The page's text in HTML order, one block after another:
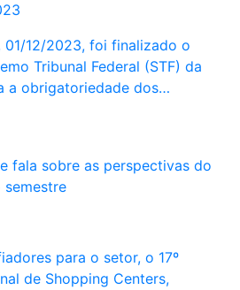
01/12/2023, foi finalizado o
Tribunal Federal (STF) da
a obrigatoriedade dos…
fala sobre as perspectivas do
semestre
para o setor, o 17º
de Shopping Centers,